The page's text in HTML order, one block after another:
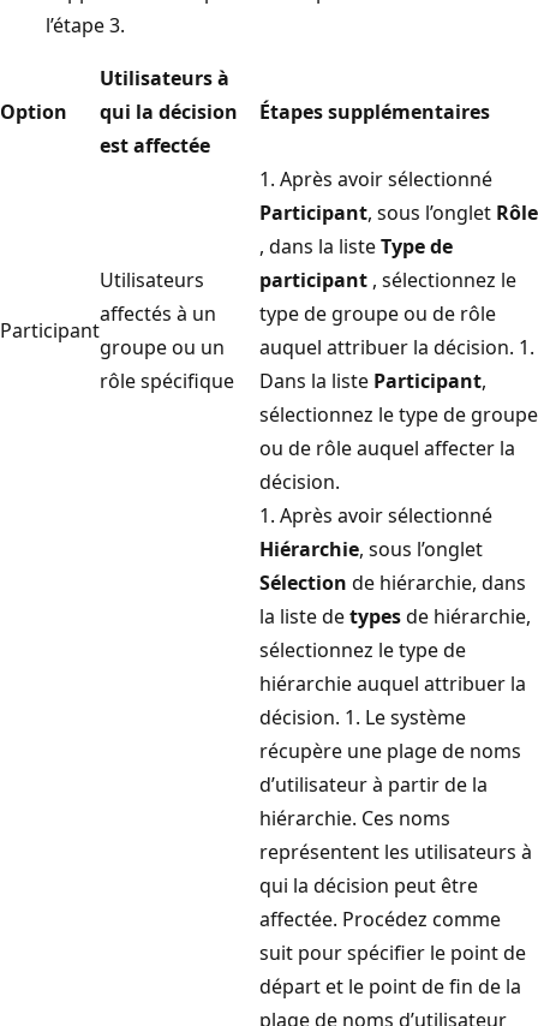
l’étape 3.
Option
Utilisateurs à
qui la décision
est affectée
Étapes supplémentaires
Participant
Utilisateurs
affectés à un
groupe ou un
rôle spécifique
1. Après avoir sélectionné
Participant, sous l’onglet Rôle
, dans la listeType de
participant , sélectionnez le
type de groupe ou de rôle
auquel attribuer la décision. 1.
Dans la liste Participant,
sélectionnez le type de groupe
ou de rôle auquel affecter la
décision.
1. Après avoir sélectionné
Hiérarchie, sous l’onglet
Sélection de hiérarchie, dans
la liste detypesde hiérarchie,
sélectionnez le type de
hiérarchie auquel attribuer la
décision. 1. Le système
récupère une plage de noms
d’utilisateur à partir de la
hiérarchie. Ces noms
représentent les utilisateurs à
qui la décision peut être
affectée. Procédez comme
suit pour spécifier le point de
départ et le point de fin de la
plage de noms d’utilisateur